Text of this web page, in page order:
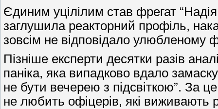
Єдиним уцілілим став фрегат
заглушила реакторний профіль,
зовсім не відповідало улюбленому
Пізніше експерти десятки разів
паніка, яка випадково вдало
не бути вечерею з підсвіткою”. За
не любить офіцерів, які виживають